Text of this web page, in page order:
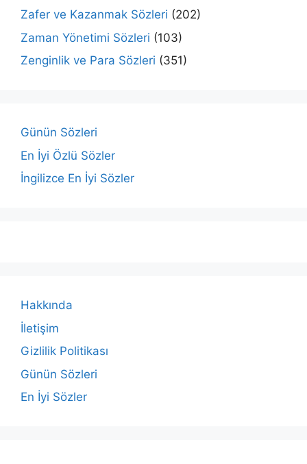
Zafer ve Kazanmak Sözleri (202)
Zaman Yönetimi Sözleri (103)
Zenginlik ve Para Sözleri (351)
Günün Sözleri
En İyi Özlü Sözler
İngilizce En İyi Sözler
Hakkında
İletişim
Gizlilik Politikası
Günün Sözleri
En İyi Sözler